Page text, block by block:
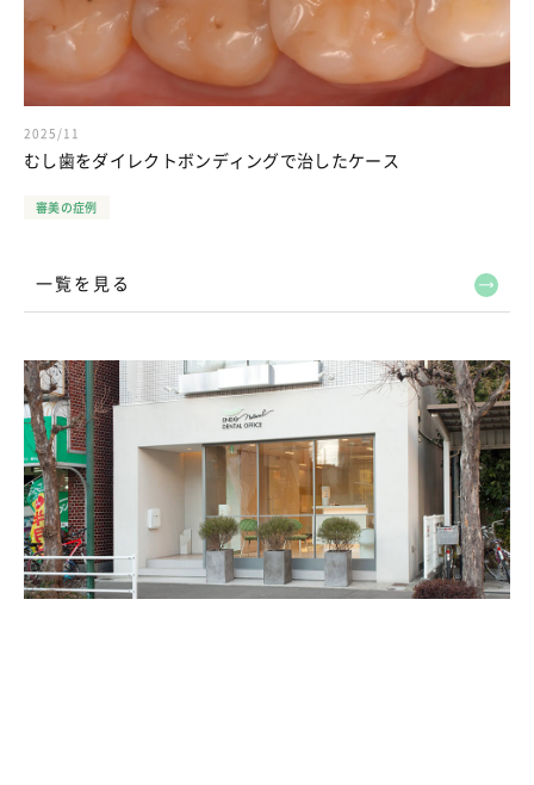
2025/11
むし歯をダイレクトボンディングで治したケース
審美の症例
一覧を見る